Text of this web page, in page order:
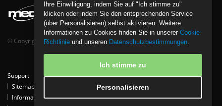
© Copyright bentob it media GmbH - All Rights Reserved.
Support Tipps Kontakt Partner Download
Referenzen
Sitemap
Cookie-Richtlinie
Informationen zur Entsorgung von Elektro- und Elektronikgeräten
Ihre Einwilligung, indem Sie auf "Ich stimme zu"
klicken oder indem Sie den entsprechenden Service
(über Personalisieren) selbst aktivieren. Weitere
Informationen zu Cookies finden Sie in unserer Cookie-
Richtlinie und unseren Datenschutzbestimmungen.
Ich stimme zu
Personalisieren